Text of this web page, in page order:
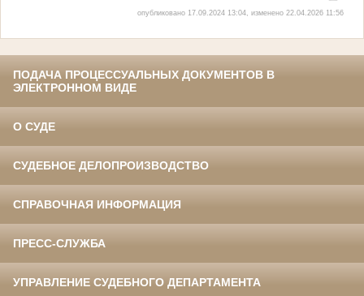
опубликовано 17.09.2024 13:04, изменено 22.04.2026 11:56
ПОДАЧА ПРОЦЕССУАЛЬНЫХ ДОКУМЕНТОВ В
ЭЛЕКТРОННОМ ВИДЕ
О СУДЕ
СУДЕБНОЕ ДЕЛОПРОИЗВОДСТВО
СПРАВОЧНАЯ ИНФОРМАЦИЯ
ПРЕСС-СЛУЖБА
УПРАВЛЕНИЕ СУДЕБНОГО ДЕПАРТАМЕНТА